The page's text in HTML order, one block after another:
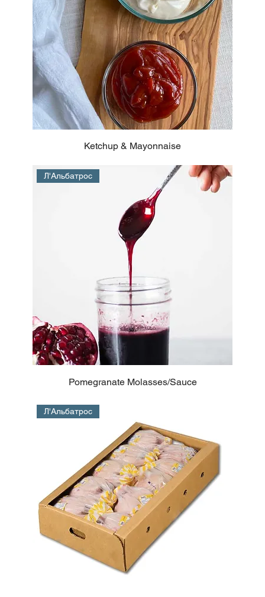
Ketchup & Mayonnaise
Л'Альбатрос
Pomegranate Molasses/Sauce
Л'Альбатрос